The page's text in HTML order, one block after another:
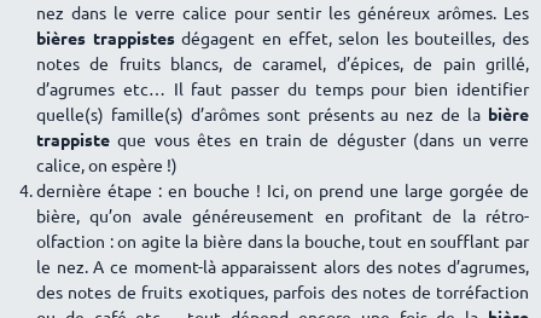
nez dans le verre calice pour sentir les généreux arômes. Les
bières trappistesdégagent en effet, selon les bouteilles, des
notes de fruits blancs, de caramel, d’épices, de pain grillé,
d’agrumes etc… Il faut passer du temps pour bien identifier
quelle(s) famille(s) d’arômes sont présents au nez de la bière
trappiste que vous êtes en train de déguster (dans un verre
calice, on espère !)
dernière étape : en bouche ! Ici, on prend une large gorgée de
bière, qu’on avale généreusement en profitant de la rétro-
olfaction : on agite la bière dans la bouche, tout en soufflant par
le nez. A ce moment-là apparaissent alors des notes d’agrumes,
des notes de fruits exotiques, parfois des notes de torréfaction